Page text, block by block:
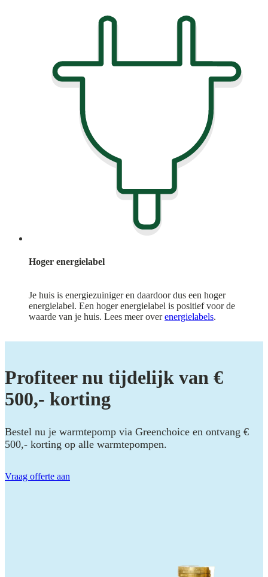
Hoger energielabel
Je huis is energiezuiniger en daardoor dus een hoger
energielabel. Een hoger energielabel is positief voor de
waarde van je huis. Lees meer overenergielabels.
Profiteer nu tijdelijk van €
500,- korting
Bestel nu je warmtepomp via Greenchoice en ontvang €
500,- korting op alle warmtepompen.
Vraag offerte aan